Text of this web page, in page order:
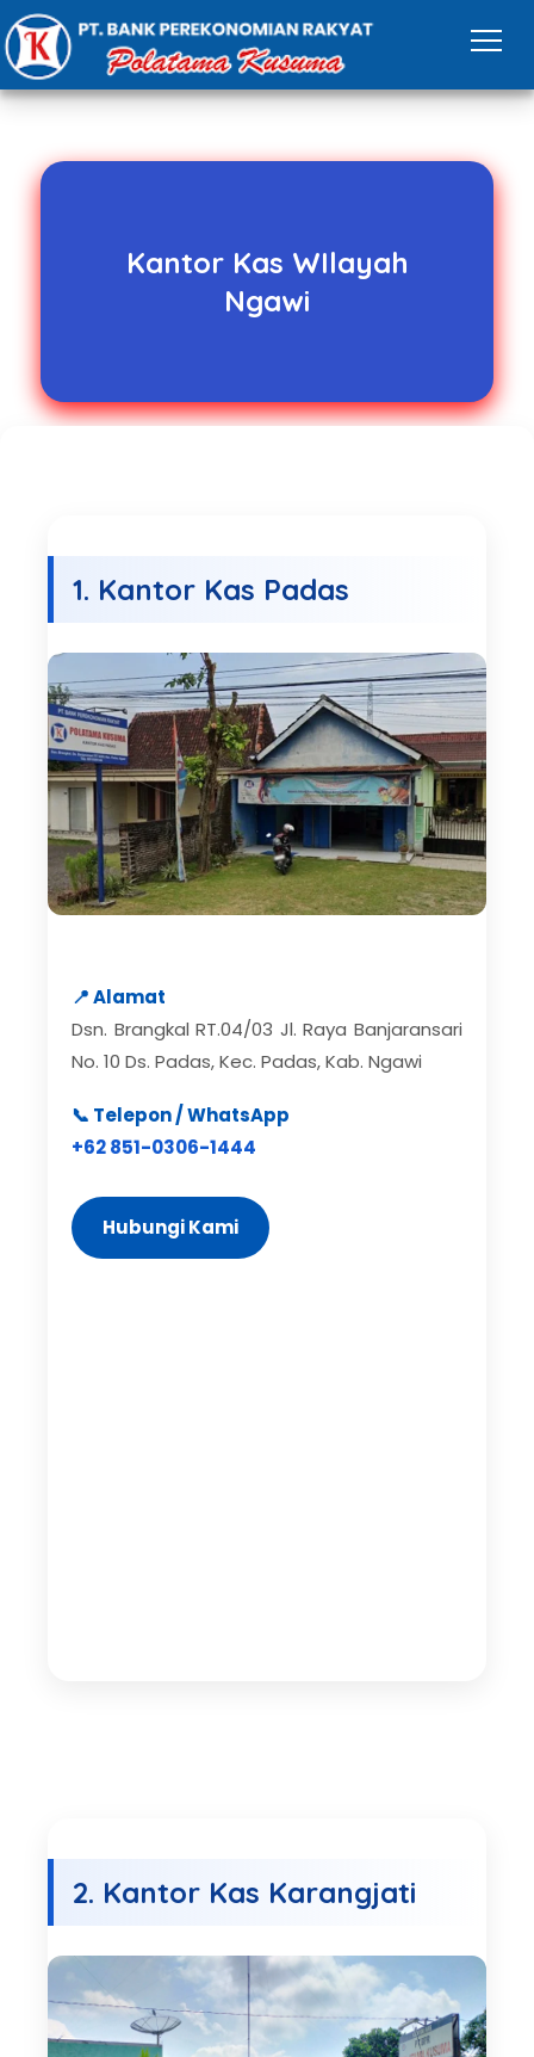
Kantor Kas WIlayah
Ngawi
1. Kantor Kas Padas
📍 Alamat
Dsn. Brangkal RT.04/03 Jl. Raya Banjaransari
No. 10 Ds. Padas, Kec. Padas, Kab. Ngawi
📞 Telepon / WhatsApp
+62 851-0306-1444
Hubungi Kami
2. Kantor Kas Karangjati